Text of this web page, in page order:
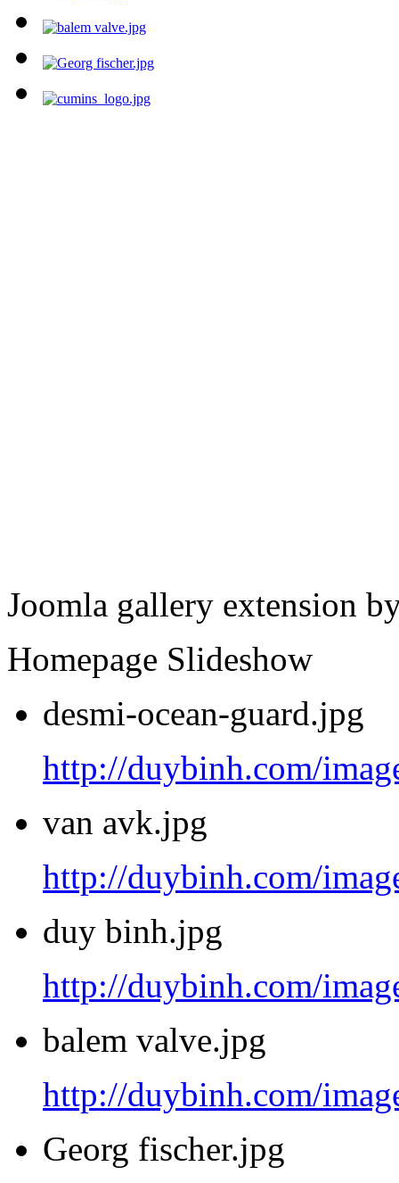
Joomla gallery extension
Homepage Slideshow
desmi-ocean-guard.jpg
http://duybinh.com/
van avk.jpg
http://duybinh.com/
duy binh.jpg
http://duybinh.com/
balem valve.jpg
http://duybinh.com/
Georg fischer.jpg